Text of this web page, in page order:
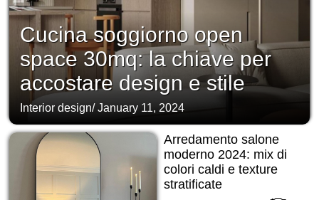
Cucina soggiorno open
space 30mq: la chiave per
accostare design e stile
Interior design/January 11, 2024
Arredamento salone
moderno 2024: mix di
colori caldi e texture
stratificate